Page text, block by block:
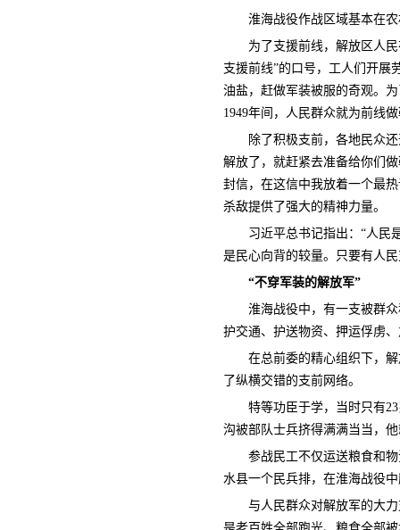
淮海战役作战区域基本在
为了支援前线，解放区人
支援前线”的口号，工人们开展
油盐，赶做军装被服的奇观。
1949年间，人民群众就为前线
除了积极支前，各地民众
解放了，就赶紧去准备给你们
封信，在这信中我放着一个最
杀敌提供了强大的精神力量。
习近平总书记指出：“人民
是民心向背的较量。只要有人
“不穿军装的解放军”
淮海战役中，有一支被群
护交通、护送物资、押运俘虏
在总前委的精心组织下，
了纵横交错的支前网络。
特等功臣于学，当时只有
沟被部队士兵挤得满满当当，
参战民工不仅运送粮食和
水县一个民兵排，在淮海战役
与人民群众对解放军的大